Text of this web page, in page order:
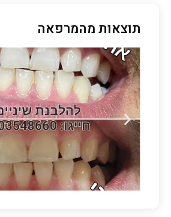
תוצאות מהמרפאה